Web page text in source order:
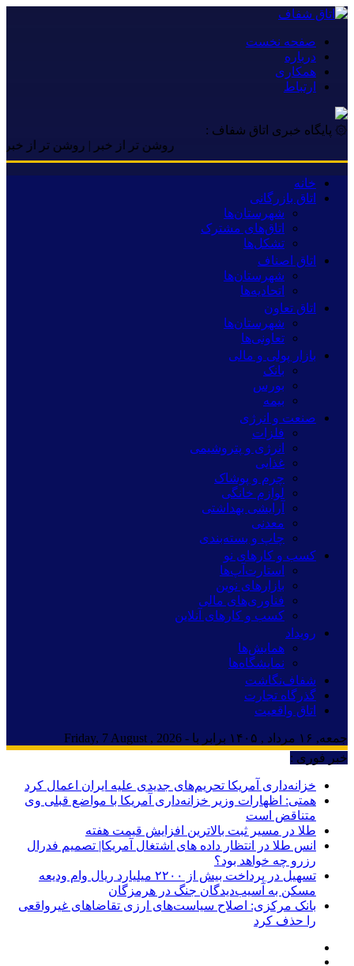
صفحه نخست
درباره
همکاری
ارتباط
۞ پایگاه خبری اتاق شفاف :
روشن تر از خبر | روشن تر از خبر |
خانه
اتاق بازرگانی
شهرستان‌ها
اتاق‌های مشترک
تشکل‌ها
اتاق اصناف
شهرستان‌ها
اتحادیه‌ها
اتاق تعاون
شهرستان‌ها
تعاونی‌ها
بازار پولی و مالی
بانک
بورس
بیمه
صنعت و انرژی
فلزات
انرژی و پتروشیمی
غذایی
چرم و پوشاک
لوازم خانگی
آرایشی بهداشتی
معدنی
چاپ و بسته‌بندی
کسب و کارهای نو
استارت‌آپ‌ها
بازارهای نوین
فناوری‌های مالی
کسب و کارهای آنلاین
رویداد
همایش‌ها
نمایشگاه‌ها
شفاف‌نگاشت
گذرگاه تجارت
اتاق واقعیت
جمعه, ۱۶ مرداد , ۱۴۰۵ برابر با - Friday, 7 August , 2026
خبر فوری :
خزانه‌داری آمریکا تحریم‌های جدیدی علیه ایران اعمال کرد
همتی: اظهارات وزیر خزانه‌داری آمریکا با مواضع قبلی وی
متناقض است
طلا در مسیر ثبت بالاترین افزایش قیمت هفته
انس طلا در انتظار داده های اشتغال آمریکا| تصمیم فدرال
رزرو چه خواهد بود؟
تسهیل در پرداخت بیش از ۲۲۰۰ میلیارد ریال وام ودیعه
مسکن به آسیب‌دیدگان جنگ در هرمزگان
بانک مرکزی: اصلاح سیاست‌های ارزی تقاضاهای غیرواقعی
را حذف کرد